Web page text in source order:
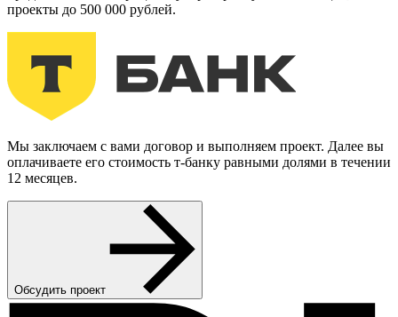
проекты до 500 000 рублей.
Мы заключаем с вами договор и выполняем проект. Далее вы
оплачиваете его стоимость т-банку равными долями в течении
12 месяцев.
Обсудить проект